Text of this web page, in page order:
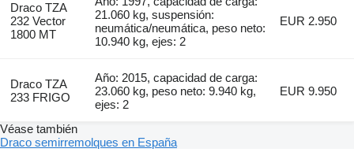
Draco TZA
232 Vector
1800 MT
21.060 kg, suspensión:
neumática/neumática, peso neto:
10.940 kg, ejes: 2
EUR 2.950
Draco TZA
233 FRIGO
Año: 2015, capacidad de carga:
23.060 kg, peso neto: 9.940 kg,
ejes: 2
EUR 9.950
Véase también
Draco semirremolques en España